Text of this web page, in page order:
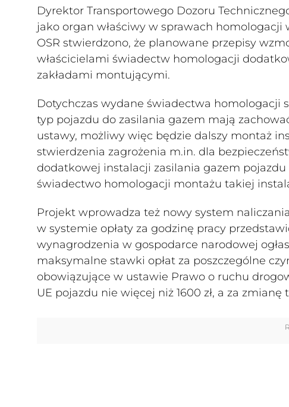
Dyrektor Transportowego Dozoru
jako organ właściwy w sprawach
OSR stwierdzono, że planowane przepisy
właścicielami świadectw homologacji
zakładami montującymi.
Dotychczas wydane świadectwa homologacji
typ pojazdu do zasilania gazem mają
ustawy, możliwy więc będzie dalszy montaż
stwierdzenia zagrożenia m.in. dla
dodatkowej instalacji zasilania gazem
świadectwo homologacji montażu takiej
Projekt wprowadza też nowy system
w systemie opłaty za godzinę pracy
wynagrodzenia w gospodarce narodowej
maksymalne stawki opłat za poszczególne
obowiązujące w ustawie Prawo o ruchu
UE pojazdu nie więcej niż 1600 zł, a za